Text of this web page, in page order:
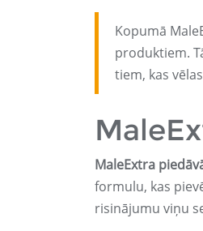
Kopumā
produktiem.
tiem, kas
MaleExtra
formulu, kas
risinājumu viņu